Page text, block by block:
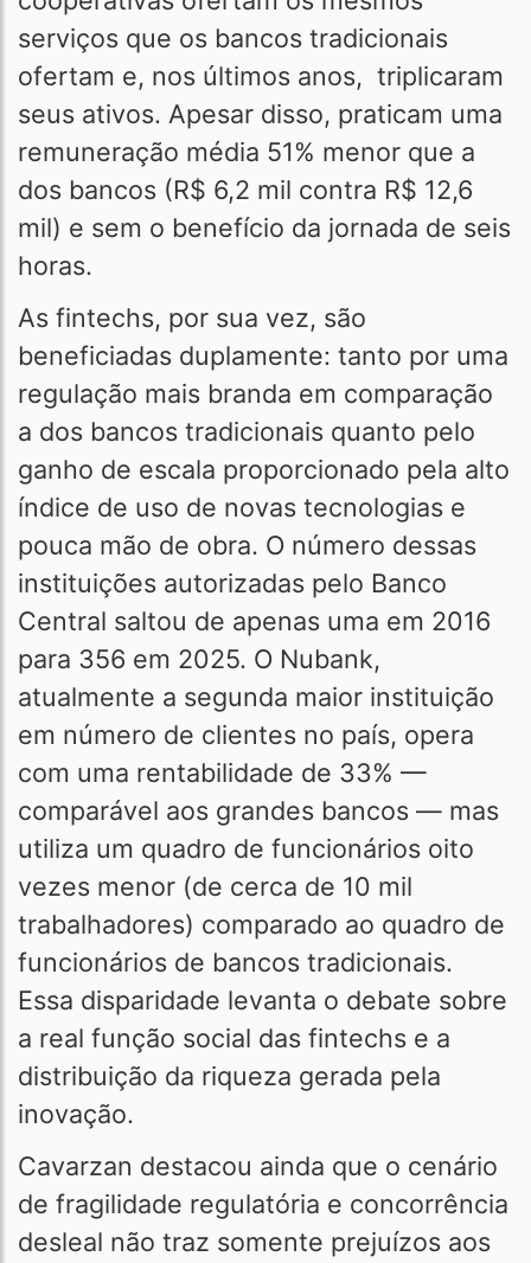
serviços que os bancos tradicionais
ofertam e, nos últimos anos, triplicaram
seus ativos. Apesar disso, praticam uma
remuneração média 51% menor que a
dos bancos (R$ 6,2 mil contra R$ 12,6
mil) e sem o benefício da jornada de seis
horas.
As fintechs, por sua vez, são
beneficiadas duplamente: tanto por uma
regulação mais branda em comparação
a dos bancos tradicionais quanto pelo
ganho de escala proporcionado pela alto
índice de uso de novas tecnologias e
pouca mão de obra. O número dessas
instituições autorizadas pelo Banco
Central saltou de apenas uma em 2016
para 356 em 2025. O Nubank,
atualmente a segunda maior instituição
em número de clientes no país, opera
com uma rentabilidade de 33% —
comparável aos grandes bancos — mas
utiliza um quadro de funcionários oito
vezes menor (de cerca de 10 mil
trabalhadores) comparado ao quadro de
funcionários de bancos tradicionais.
Essa disparidade levanta o debate sobre
a real função social das fintechs e a
distribuição da riqueza gerada pela
inovação.
Cavarzan destacou ainda que o cenário
de fragilidade regulatória e concorrência
desleal não traz somente prejuízos aos